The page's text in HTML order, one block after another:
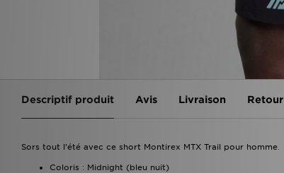
Descriptif produit Avis Livraison Retour
Sors tout l'été avec ce short Montirex MTX Trail pour homme.
Coloris : Midnight (bleu nuit)